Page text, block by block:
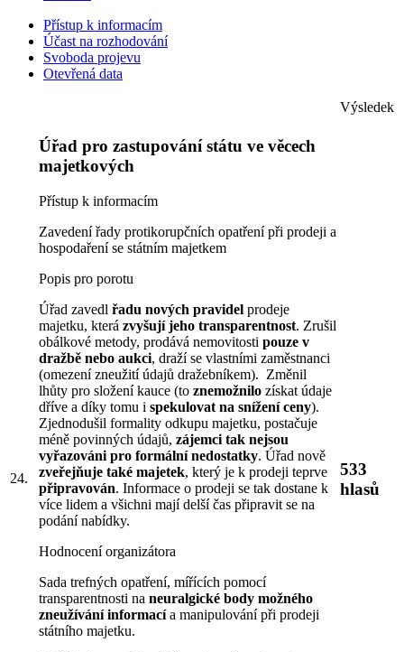
Přístup k informacím
Účast na rozhodování
Svoboda projevu
Otevřená data
Výsledek
24.
Úřad pro zastupování státu ve věcech
majetkových
Přístup k informacím
Zavedení řady protikorupčních opatření při prodeji a
hospodaření se státním majetkem
Popis pro porotu
Úřad zavedl řadu nových pravidel prodeje
majetku, která zvyšují jeho transparentnost. Zrušil
obálkové metody, prodává nemovitosti pouze v
dražbě nebo aukci, draží se vlastními zaměstnanci
(omezení zneužití údajů dražebníkem). Změnil
lhůty pro složení kauce (to znemožnilo získat údaje
dříve a díky tomu i spekulovat na snížení ceny).
Zjednodušil formality odkupu majetku, postačuje
méně povinných údajů, zájemci tak nejsou
vyřazováni pro formální nedostatky. Úřad nově
zveřejňuje také majetek, který je k prodeji teprve
připravován. Informace o prodeji se tak dostane k
více lidem a všichni mají delší čas připravit se na
podání nabídky.
Hodnocení organizátora
Sada trefných opatření, mířících pomocí
transparentnosti na neuralgické body možného
zneužívání informacía manipulování při prodeji
státního majetku.
533
hlasů